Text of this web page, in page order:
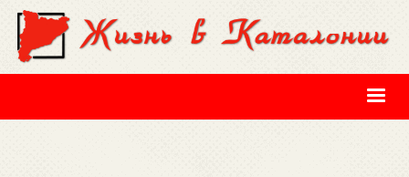
Перейти к основному содержанию